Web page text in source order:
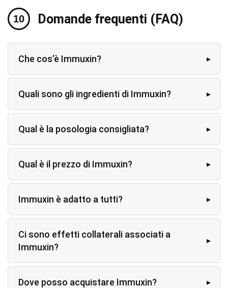
Domande frequenti (FAQ)
Che cos’è Immuxin?
Quali sono gli ingredienti di Immuxin?
Qual è la posologia consigliata?
Qual è il prezzo di Immuxin?
Immuxin è adatto a tutti?
Ci sono effetti collaterali associati a
Immuxin?
Dove posso acquistare Immuxin?